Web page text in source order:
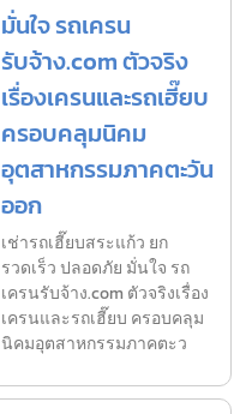
มั่นใจ รถเครน
รับจ้าง.com ตัวจริง
เรื่องเครนและรถเฮี๊ยบ
ครอบคลุมนิคม
อุตสาหกรรมภาคตะวัน
ออก
เช่ารถเฮี๊ยบสระแก้ว ยก
รวดเร็ว ปลอดภัย มั่นใจ รถ
เครนรับจ้าง.com ตัวจริงเรื่อง
เครนและรถเฮี๊ยบ ครอบคลุม
นิคมอุตสาหกรรมภาคตะว